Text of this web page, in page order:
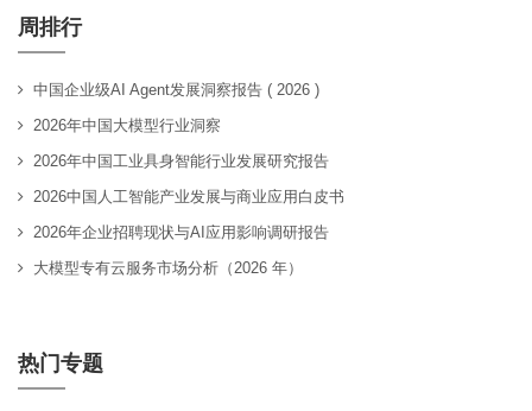
周排行
中国企业级AI Agent发展洞察报告 ( 2026 )
2026年中国大模型行业洞察
2026年中国工业具身智能行业发展研究报告
2026中国人工智能产业发展与商业应用白皮书
2026年企业招聘现状与AI应用影响调研报告
大模型专有云服务市场分析（2026 年）
热门专题